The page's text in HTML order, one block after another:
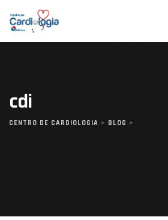
content
cdi
CENTRO DE CARDIOLOGIA > BLOG >